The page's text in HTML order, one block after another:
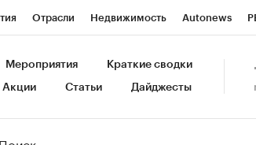
Отрасли Недвижимость Autonews
Газета Спецпроекты СПб
Мероприятия Краткие сводки
Акции Статьи Дайджесты